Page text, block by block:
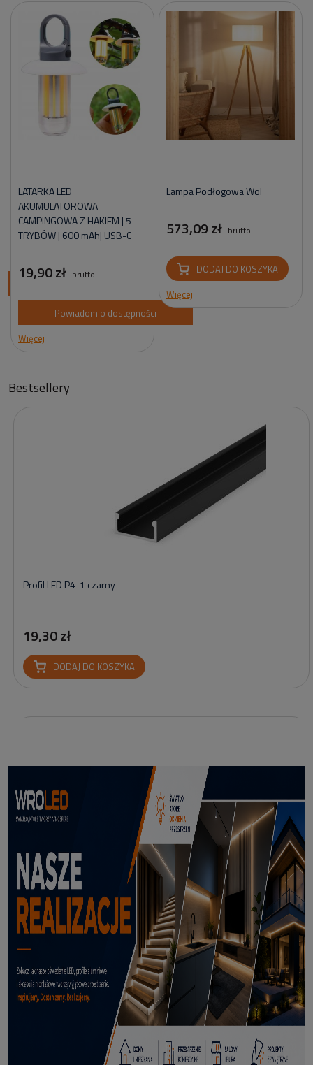
LATARKA LED
AKUMULATOROWA
CAMPINGOWA Z HAKIEM | 5
TRYBÓW | 600 mAh| USB-C
19,90 zł brutto
Powiadom o dostępności
Więcej
Lampa Podłogowa Wol
573,09 zł brutto
DODAJ DO KOSZYKA
Więcej
Bestsellery
Profil LED P4-1 czarny
19,30 zł
DODAJ DO KOSZYKA
Profil led podtynkowy GK18-3 czarny 3m
114,50 zł
DODAJ DO KOSZYKA